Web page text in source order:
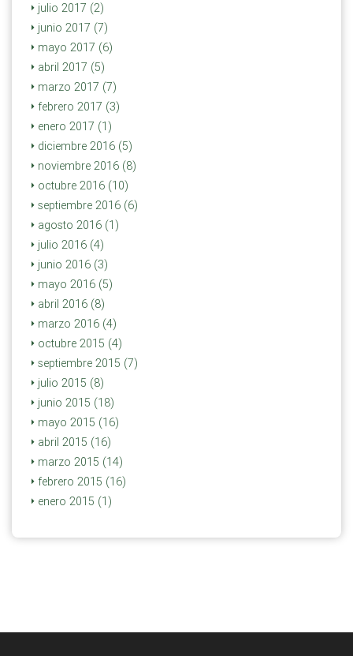
julio 2017 (2)
junio 2017 (7)
mayo 2017 (6)
abril 2017 (5)
marzo 2017 (7)
febrero 2017 (3)
enero 2017 (1)
diciembre 2016 (5)
noviembre 2016 (8)
octubre 2016 (10)
septiembre 2016 (6)
agosto 2016 (1)
julio 2016 (4)
junio 2016 (3)
mayo 2016 (5)
abril 2016 (8)
marzo 2016 (4)
octubre 2015 (4)
septiembre 2015 (7)
julio 2015 (8)
junio 2015 (18)
mayo 2015 (16)
abril 2015 (16)
marzo 2015 (14)
febrero 2015 (16)
enero 2015 (1)